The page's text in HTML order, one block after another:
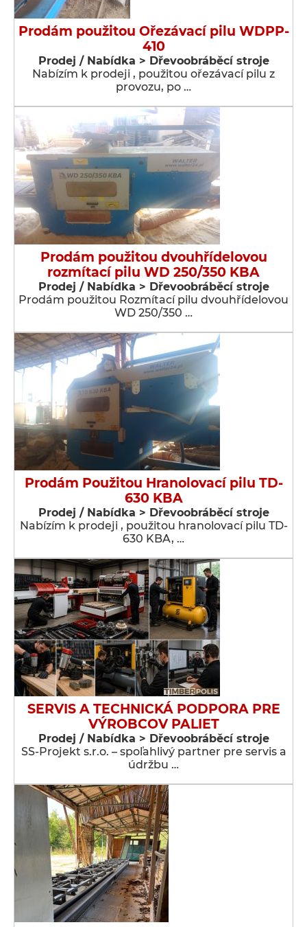
Prodám použitou Ořezávací pilu WDPP-
410
Prodej / Nabídka > Dřevoobráběcí stroje
Nabízím k prodeji , použitou ořezávací pilu z
provozu, po …
Prodám použitou dvouhřídelovou
rozmítací pilu WD 250/350 KBA
Prodej / Nabídka > Dřevoobráběcí stroje
Prodám použitou Rozmítací pilu dvouhřídelovou
WD 250/350 …
Prodám Použitou Hranolovací pilu TD-
630 KBA
Prodej / Nabídka > Dřevoobráběcí stroje
Nabízím k prodeji , použitou hranolovací pilu TD-
630 KBA, …
SERVIS A TECHNICKÁ PODPORA PRE
VÝROBCOV PALIET
Prodej / Nabídka > Dřevoobráběcí stroje
SS-Projekt s.r.o. – spoľahlivý partner pre servis a
údržbu …